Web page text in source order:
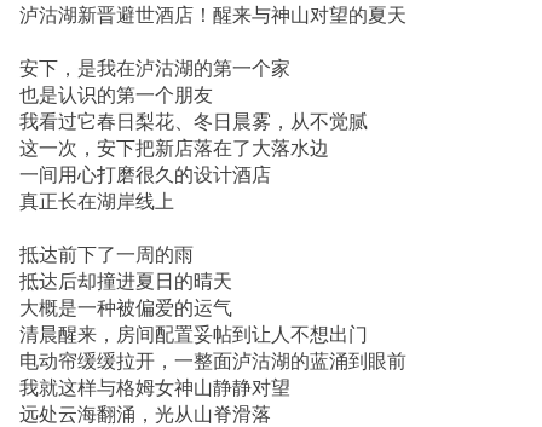
泸沽湖新晋避世酒店！醒来与神山对望的夏天
安下，是我在泸沽湖的第一个家
也是认识的第一个朋友
我看过它春日梨花、冬日晨雾，从不觉腻
这一次，安下把新店落在了大落水边
一间用心打磨很久的设计酒店
真正长在湖岸线上
抵达前下了一周的雨
抵达后却撞进夏日的晴天
大概是一种被偏爱的运气
清晨醒来，房间配置妥帖到让人不想出门
电动帘缓缓拉开，一整面泸沽湖的蓝涌到眼前
我就这样与格姆女神山静静对望
远处云海翻涌，光从山脊滑落